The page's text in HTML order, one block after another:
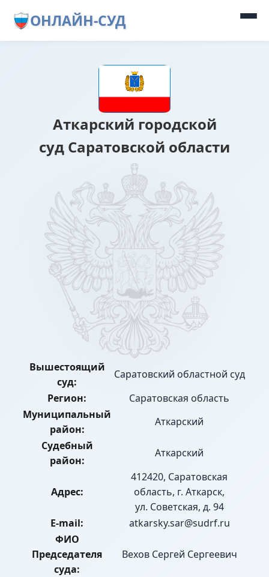
ОНЛАЙН-СУД
Аткарский городской
суд Саратовской области
Вышестоящий
суд:
Саратовский областной суд
Регион:
Саратовская область
Муниципальный
район:
Аткарский
Судебный
район:
Аткарский
Адрес:
412420, Саратовская
область, г. Аткарск,
ул. Советская, д. 94
E-mail:
atkarsky.sar@sudrf.ru
ФИО
Председателя
суда:
Вехов Сергей Сергеевич